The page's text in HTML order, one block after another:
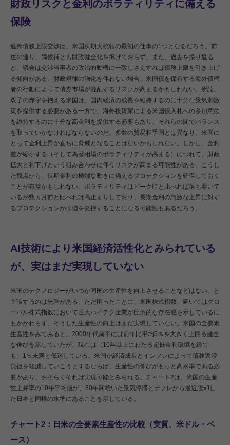
財政リスクと金利のボラティリティに備える
保険
連邦債務上限交渉は、米国次期大統領の最初の仕事の1つとなるだろう。前
述の通り、両候補とも財政健全化を掲げておらず、また、過去を振り返る
と、議会は交渉当事者の政治的動機に一致しさえすれば債務上限を引き上げ
る傾向がある。財政規律の強化を伴わない場合、米国債を保有する海外債権
者の行動によって債券市場が混乱するリスクが高まるかもしれない。所詮、
双子の赤字を抱える米国は、国内経済の成長を維持するのに十分な景気刺激
策を提供する必要がある一方で、海外投資家による米国債入札への参加意欲
を維持するのに十分な高金利を提供する必要もあり、それらの間でバランス
を取っていかなければならないのだ。多数の貿易相手国とは異なり、米国に
とって金利上昇が直ちに脅威となることはないかもしれない。しかし、金利
差が縮小する（そして為替相場のボラティリティが高まる）につれて、財政
拡大と利下げという組み合わせに伴うリスクが高まる可能性がある。こうし
た観点から、長期金利の極端な動きに備えるプロテクションを確保しておく
ことが有益かもしれない。ボラティリティはピーク時と比べれば落ち着いて
いるが数ヵ月前と比べれば高止まりしており、長期金利の急激な上昇に対す
るプロテクションが価値を発揮することになる可能性もあるだろう。
AI技術により米国経済活性化とみられている
が、実はまだ実現していない
米国のテクノロジーがいつか同国の生産性を向上させることなどはない、と
主張するのは無理がある。ただ困ったことに、米国株式指数、延いてはグロ
ーバル株式指数において巨大ハイテク企業が圧倒的な存在感を示しているに
もかかわらず、そうした生産性の向上はまだ実現していない。米国の全要素
生産性をみてみると、2000年代前半には前年比平均5％を大きく上回る健全
な伸びを示していたが、現在は（10年以上にわたる超低金利環境を経て
も）1％未満と低迷している。米国が経済成長とインフレによって債務返済
負担を軽減していこうとするならば、生産性の伸びがもっと高水準である必
要があり、おそらくそれは実現可能とみられる。チャート2は、米国の生産
性上昇率の10年平均値が、30年間続いた景気停滞とデフレから最近脱却し
た日本と同様の水準にあることを示している。
チャート2：日米の全要素生産性の比較（実質、米ドル・ベ
ース）